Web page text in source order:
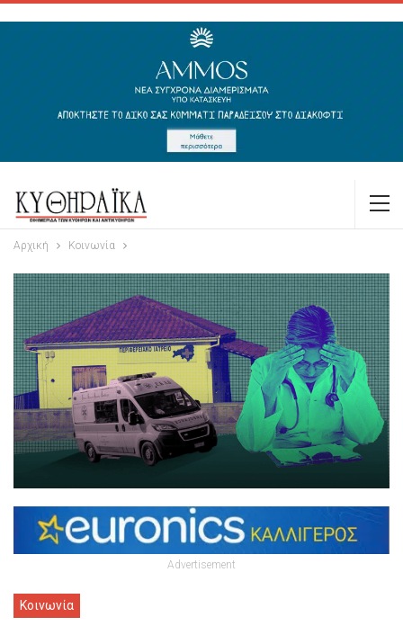
Αρχική Κοινωνία
Advertisement
Κοινωνία